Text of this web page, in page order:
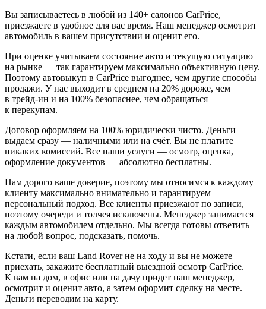
Вы записываетесь в любой из 140+ салонов CarPrice,
приезжаете в удобное для вас время. Наш менеджер осмотрит
автомобиль в вашем присутствии и оценит его.
При оценке учитываем состояние авто и текущую ситуацию
на рынке — так гарантируем максимально объективную цену.
Поэтому автовыкуп в CarPrice выгоднее, чем другие способы
продажи. У нас выходит в среднем на 20% дороже, чем
в трейд-ин и на 100% безопаснее, чем обращаться
к перекупам.
Договор оформляем на 100% юридически чисто. Деньги
выдаем сразу — наличными или на счёт. Вы не платите
никаких комиссий. Все наши услуги — осмотр, оценка,
оформление документов — абсолютно бесплатны.
Нам дорого ваше доверие, поэтому мы относимся к каждому
клиенту максимально внимательно и гарантируем
персональный подход. Все клиенты приезжают по записи,
поэтому очереди и толчея исключены. Менеджер занимается
каждым автомобилем отдельно. Мы всегда готовы ответить
на любой вопрос, подсказать, помочь.
Кстати, если ваш Land Rover не на ходу и вы не можете
приехать, закажите бесплатный выездной осмотр CarPrice.
К вам на дом, в офис или на дачу придет наш менеджер,
осмотрит и оценит авто, а затем оформит сделку на месте.
Деньги переводим на карту.